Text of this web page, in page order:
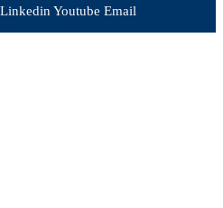
Linkedin Youtube Email